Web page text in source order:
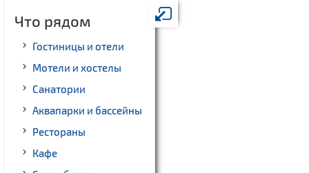
Что рядом
Гостиницы и отели
Мотели и хостелы
Санатории
Аквапарки и бассейны
Рестораны
Кафе